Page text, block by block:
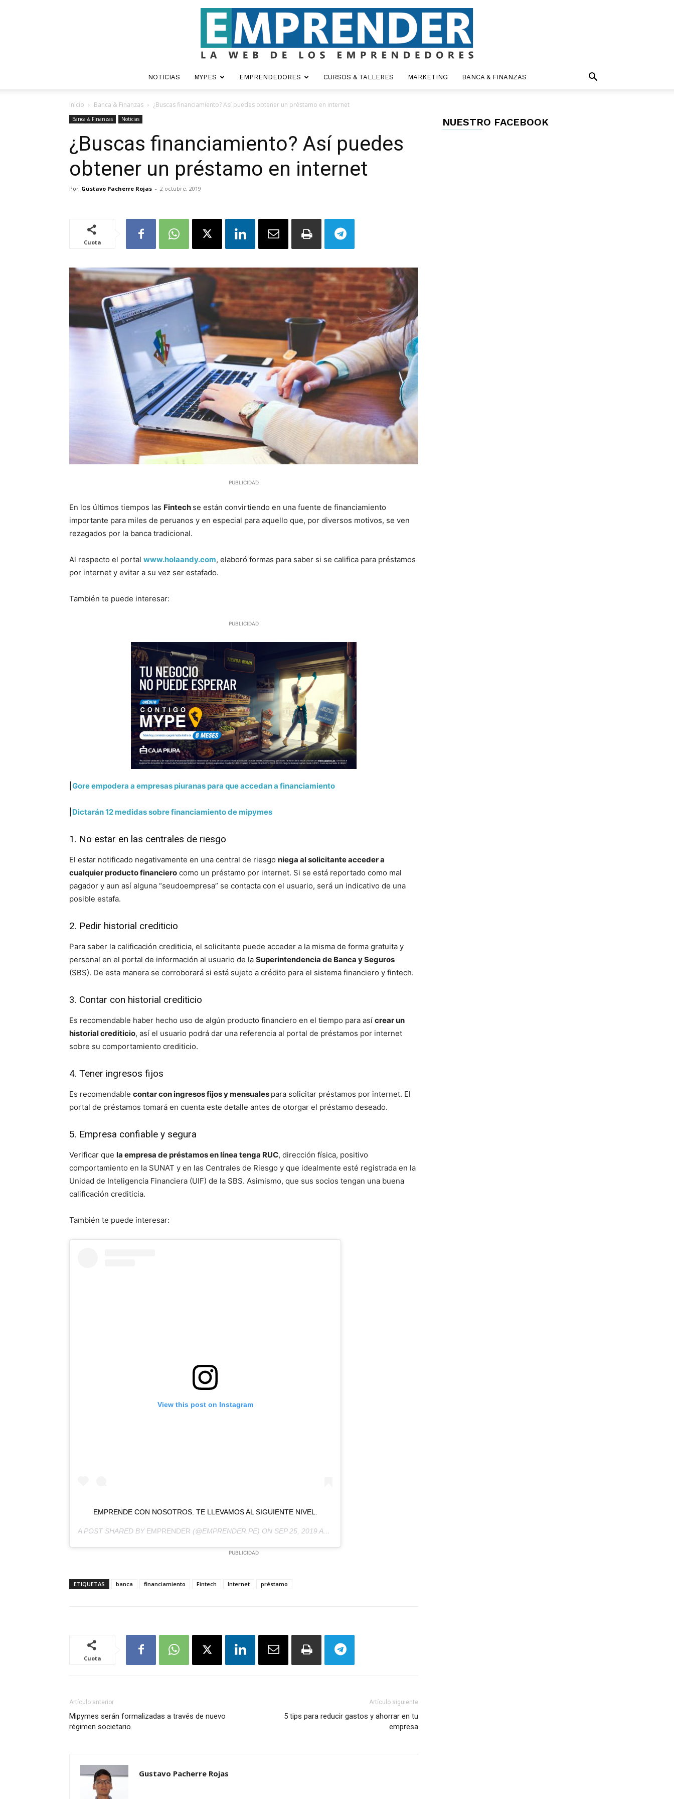
NOTICIAS MYPES EMPRENDEDORES CURSOS & TALLERES MARKETING BANCA & FINANZAS
Inicio Banca & Finanzas ¿Buscas financiamiento? Así puedes obtener un préstamo en internet
Banca & Finanzas Noticias
¿Buscas financiamiento? Así puedes
obtener un préstamo en internet
Por Gustavo Pacherre Rojas - 2 octubre, 2019
Cuota
PUBLICIDAD
En los últimos tiempos las Fintech se están convirtiendo en una fuente de financiamiento
importante para miles de peruanos y en especial para aquello que, por diversos motivos, se ven
rezagados por la banca tradicional.
Al respecto el portal www.holaandy.com, elaboró formas para saber si se califica para préstamos
por internet y evitar a su vez ser estafado.
También te puede interesar:
PUBLICIDAD
Gore empodera a empresas piuranas para que accedan a financiamiento
Dictarán 12 medidas sobre financiamiento de mipymes
1. No estar en las centrales de riesgo
El estar notificado negativamente en una central de riesgo niega al solicitante acceder a
cualquier producto financiero como un préstamo por internet. Si se está reportado como mal
pagador y aun así alguna “seudoempresa” se contacta con el usuario, será un indicativo de una
posible estafa.
2. Pedir historial crediticio
Para saber la calificación crediticia, el solicitante puede acceder a la misma de forma gratuita y
personal en el portal de información al usuario de la Superintendencia de Banca y Seguros
(SBS). De esta manera se corroborará si está sujeto a crédito para el sistema financiero y fintech.
3. Contar con historial crediticio
Es recomendable haber hecho uso de algún producto financiero en el tiempo para así crear un
historial crediticio, así el usuario podrá dar una referencia al portal de préstamos por internet
sobre su comportamiento crediticio.
4. Tener ingresos fijos
Es recomendable contar con ingresos fijos y mensuales para solicitar préstamos por internet. El
portal de préstamos tomará en cuenta este detalle antes de otorgar el préstamo deseado.
5. Empresa confiable y segura
Verificar que la empresa de préstamos en línea tenga RUC, dirección física, positivo
comportamiento en la SUNAT y en las Centrales de Riesgo y que idealmente esté registrada en la
Unidad de Inteligencia Financiera (UIF) de la SBS. Asimismo, que sus socios tengan una buena
calificación crediticia.
También te puede interesar:
View this post on Instagram
EMPRENDE CON NOSOTROS. TE LLEVAMOS AL SIGUIENTE NIVEL.
A POST SHARED BY EMPRENDER (@EMPRENDER.PE) ON SEP 25, 2019 AT 1:20PM PDT
PUBLICIDAD
ETIQUETAS banca financiamiento Fintech Internet préstamo
Cuota
Artículo anterior
Mipymes serán formalizadas a través de nuevo
régimen societario
Artículo siguiente
5 tips para reducir gastos y ahorrar en tu
empresa
Gustavo Pacherre Rojas
NUESTRO FACEBOOK